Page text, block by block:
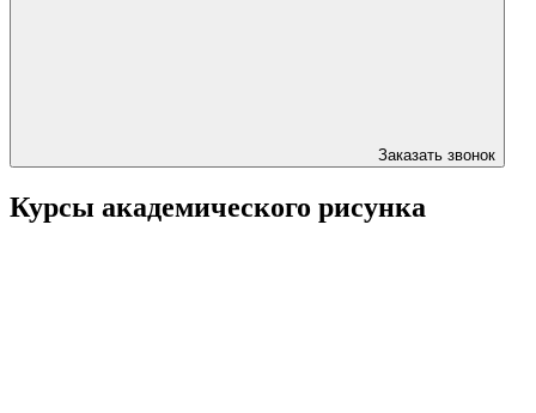
Заказать звонок
Курсы академического рисунка